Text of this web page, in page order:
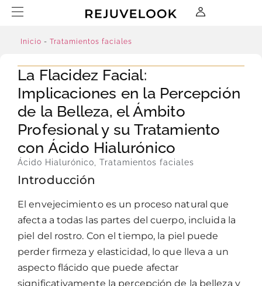
Inicio - Tratamientos faciales
La Flacidez Facial:
Implicaciones en la Percepción
de la Belleza, el Ámbito
Profesional y su Tratamiento
con Ácido Hialurónico
Ácido Hialurónico, Tratamientos faciales
Introducción
El envejecimiento es un proceso natural que
afecta a todas las partes del cuerpo, incluida la
piel del rostro. Con el tiempo, la piel puede
perder firmeza y elasticidad, lo que lleva a un
aspecto flácido que puede afectar
significativamente la percepción de la belleza y